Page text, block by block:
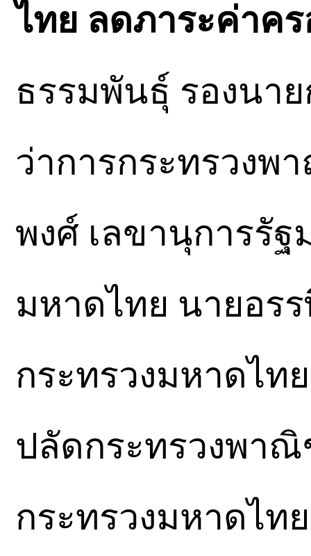
ไทย ลดภาระค่าค
ธรรมพันธุ์ รองนา
ว่าการกระทรวง
พงศ์ เลขานุการรัฐ
มหาดไทย นายอร
กระทรวงมหาดไท
ปลัดกระทรวงพาณิ
กระทรวงมหาดไท